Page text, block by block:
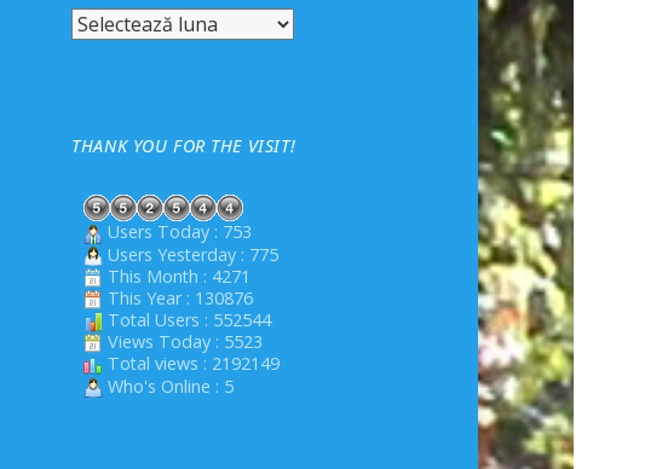
Arhive
THANK YOU FOR THE VISIT!
Users Today : 753
Users Yesterday : 775
This Month : 4271
This Year : 130876
Total Users : 552544
Views Today : 5523
Total views : 2192149
Who's Online : 5